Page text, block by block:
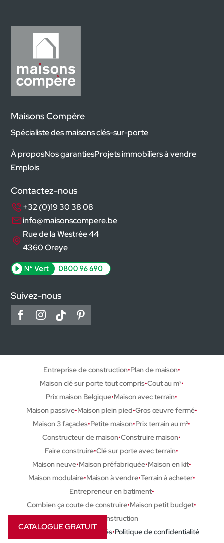
CATALOGUE GRATUIT
Maisons Compère
Spécialiste des maisons clés-sur-porte
À proposNos garantiesProjets immobiliers à vendre
Emplois
Contactez-nous
+32 (0)19 30 38 08
info@maisonscompere.be
Rue de la Westrée 44
4360 Oreye
Suivez-nous
Entreprise de construction Plan de maison
Maison clé sur porte tout compris Cout au m²
Prix maison Belgique Maison avec terrain
Maison passive Maison plein pied Gros œuvre fermé
Maison 3 façades Petite maison Prix terrain au m²
Constructeur de maison Construire maison
Faire construire Clé sur porte avec terrain
Maison neuve Maison préfabriquée Maison en kit
Maison modulaire Maison à vendre Terrain à acheter
Entrepreneur en batiment
Combien ça coute de construire Maison petit budget
Prix construction
©2026 Tous droits réservés Politique de confidentialité